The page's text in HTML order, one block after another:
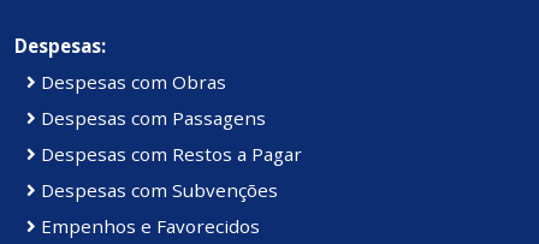
Despesas:
Despesas com Obras
Despesas com Passagens
Despesas com Restos a Pagar
Despesas com Subvenções
Empenhos e Favorecidos